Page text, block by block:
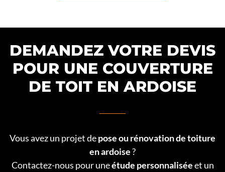
DEMANDEZ VOTRE DEVIS
POUR UNE COUVERTURE
DE TOIT EN ARDOISE
Vous avez un projet depose ou rénovation de toiture
en ardoise?
Contactez-nous pour uneétude personnaliséeet un